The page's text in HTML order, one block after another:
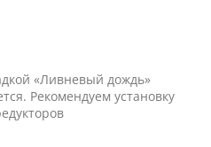
«Ливневый дождь»
Рекомендуем установку